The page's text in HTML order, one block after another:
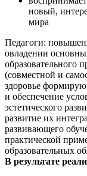
новый,
мира
Педагоги:
овладении
образовательного
(совместной и
здоровье
и обеспечение
эстетического
развитие их
развивающего
практической
образовательных
В результате